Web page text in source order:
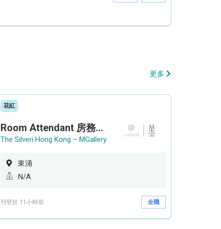
更多
花紅
Room Attendant 房務員 (Accor Hotel)
The Silveri Hong Kong – MGallery
東涌
N/A
刊登於 11小時前 全職